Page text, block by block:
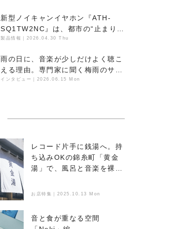
新型ノイキャンイヤホン『ATH-
SQ1TW2NC』は、都市の“止まり
木”になり得るーシンガーソングラ
製品情報 2026.04.30 Thu
雨の日に、音楽が少しだけよく聴こ
える理由。専門家に聞く梅雨のサウ
ンドスケープ
インタビュー 2026.06.15 Mon
レコード片手に銭湯へ。持
ち込みOKの錦糸町「黄金
湯」で、風呂と音楽を裸で
お店特集｜2025.10.13 Mon
音と食が重なる空間